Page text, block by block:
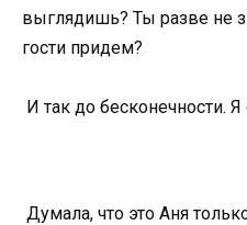
выглядишь? Ты разве не
гости придем?
И так до бесконечности.
Думала, что это Аня